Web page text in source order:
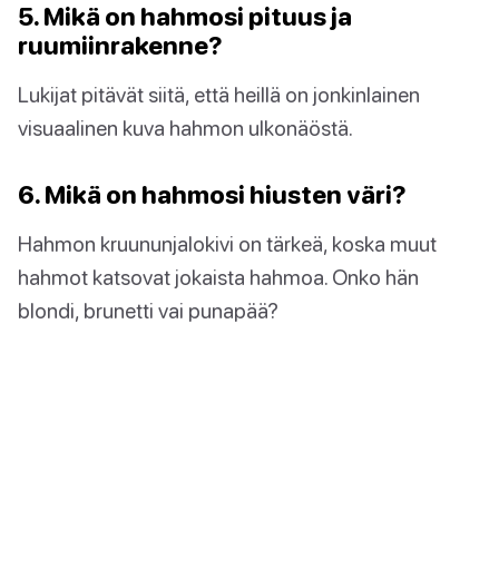
5. Mikä on hahmosi pituus ja
ruumiinrakenne?
Lukijat pitävät siitä, että heillä on jonkinlainen
visuaalinen kuva hahmon ulkonäöstä.
6. Mikä on hahmosi hiusten väri?
Hahmon kruununjalokivi on tärkeä, koska muut
hahmot katsovat jokaista hahmoa. Onko hän
blondi, brunetti vai punapää?